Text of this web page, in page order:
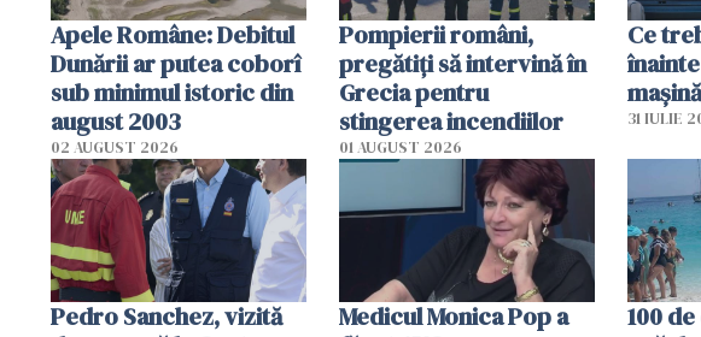
Apele Române: Debitul
Dunării ar putea coborî
sub minimul istoric din
august 2003
02 AUGUST 2026
Pompierii români,
pregătiţi să intervină în
Grecia pentru
stingerea incendiilor
01 AUGUST 2026
Ce
31 IULIE
Pedro Sanchez, vizită
Medicul Monica Pop a
100